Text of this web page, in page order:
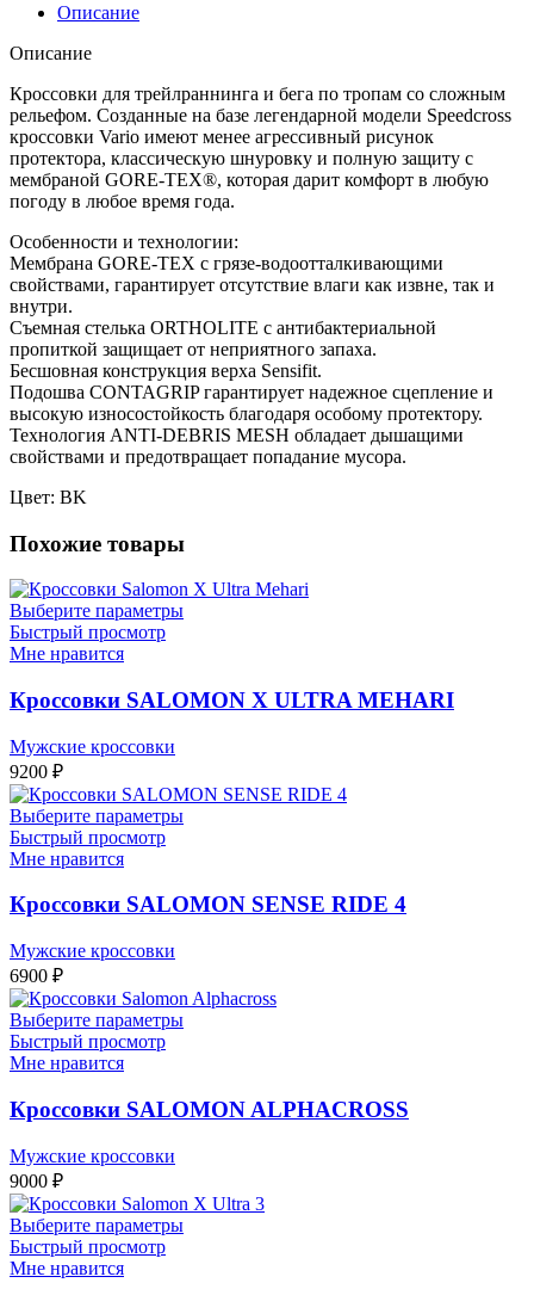
Описание
Описание
Кроссовки для трейлраннинга и бега по тропам со сложным
рельефом. Созданные на базе легендарной модели Speedcross
кроссовки Vario имеют менее агрессивный рисунок
протектора, классическую шнуровку и полную защиту с
мембраной GORE-TEX®, которая дарит комфорт в любую
погоду в любое время года.
Особенности и технологии:
Мембрана GORE-TEX с грязе-водоотталкивающими
свойствами, гарантирует отсутствие влаги как извне, так и
внутри.
Съемная стелька ORTHOLITE с антибактериальной
пропиткой защищает от неприятного запаха.
Бесшовная конструкция верха Sensifit.
Подошва CONTAGRIP гарантирует надежное сцепление и
высокую износостойкость благодаря особому протектору.
Технология ANTI-DEBRIS MESH обладает дышащими
свойствами и предотвращает попадание мусора.
Цвет: BK
Похожие товары
Выберите параметры
Быстрый просмотр
Мне нравится
Кроссовки SALOMON X ULTRA MEHARI
Мужские кроссовки
9200 ₽
Выберите параметры
Быстрый просмотр
Мне нравится
Кроссовки SALOMON SENSE RIDE 4
Мужские кроссовки
6900 ₽
Выберите параметры
Быстрый просмотр
Мне нравится
Кроссовки SALOMON ALPHACROSS
Мужские кроссовки
9000 ₽
Выберите параметры
Быстрый просмотр
Мне нравится